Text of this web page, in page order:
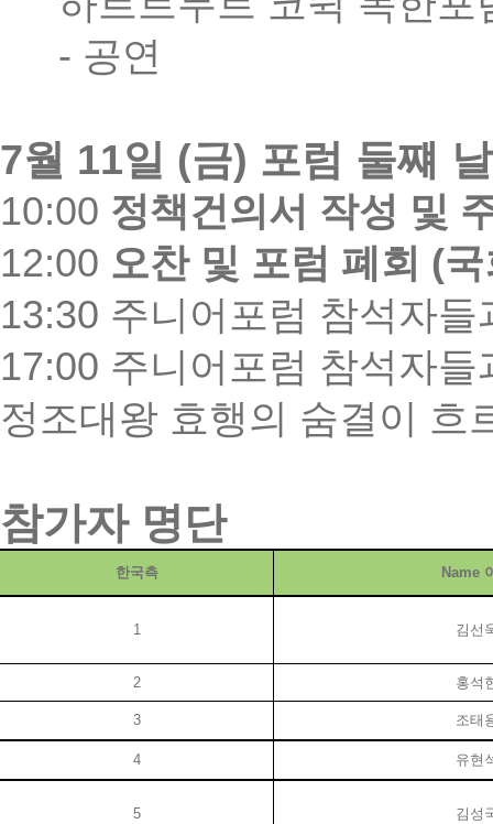
- 공연
7월 11일 (금) 포럼 둘쨰 날
10:00 정책건의서 작성 및
12:00 오찬 및 포럼 폐회 (
13:30 주니어포럼 참석자
17:00 주니어포럼 참석자들
정조대왕 효행의 숨결이 흐
참가자 명단
한국측 Name
1 김선
2 홍석
3 조태
4 유현
5 김성